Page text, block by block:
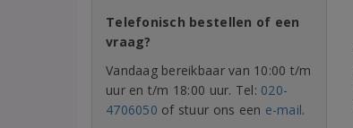
Telefonisch bestellen of een
vraag?
Vandaag bereikbaar van 10:00 t/m
uur en t/m 18:00 uur. Tel: 020-
4706050 of stuur ons een e-mail.